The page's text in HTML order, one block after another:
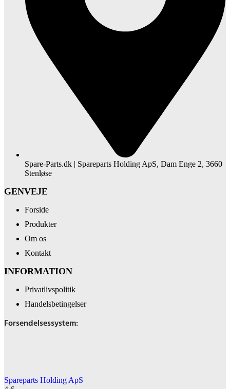
Spare-Parts.dk | Spareparts Holding ApS, Dam Enge 2, 3660
Stenløse
GENVEJE
Forside
Produkter
Om os
Kontakt
INFORMATION
Privatlivspolitik
Handelsbetingelser
Forsendelsessystem:
Spareparts Holding ApS